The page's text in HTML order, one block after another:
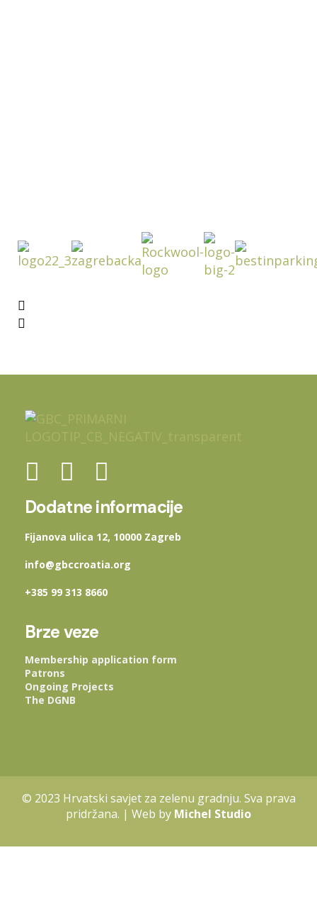
Dodatne informacije
Fijanova ulica 12, 10000 Zagreb
info@gbccroatia.org
+385 99 313 8660
Brze veze
Membership application form
Patrons
Ongoing Projects
The DGNB
© 2023 Hrvatski savjet za zelenu gradnju. Sva prava
pridržana. | Web by Michel Studio